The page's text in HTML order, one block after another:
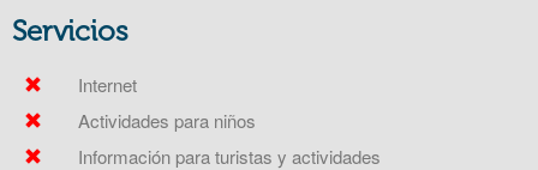
Servicios
Internet
Actividades para niños
Información para turistas y actividades